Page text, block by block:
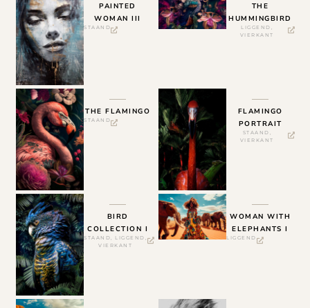
PAINTED
WOMAN III
STAAND
THE
HUMMINGBIRD
LIGGEND
VIERKANT
THE FLAMINGO
STAAND
FLAMINGO
PORTRAIT
STAAND
VIERKANT
BIRD
COLLECTION I
STAAND LIGGEND
VIERKANT
WOMAN WITH
ELEPHANTS I
LIGGEND